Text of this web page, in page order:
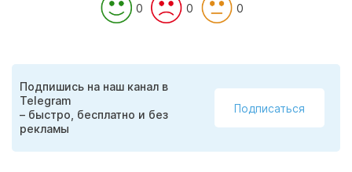
0 0 0
Подпишись на наш канал в
Telegram
– быстро, бесплатно и без
рекламы
Подписаться